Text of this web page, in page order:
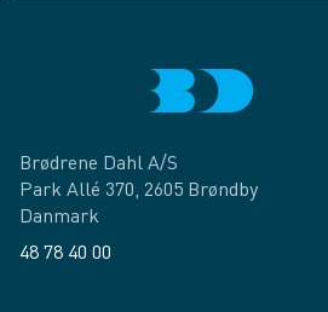
Brødrene Dahl A/S
Park Allé 370, 2605 Brøndby
Danmark
48 78 40 00